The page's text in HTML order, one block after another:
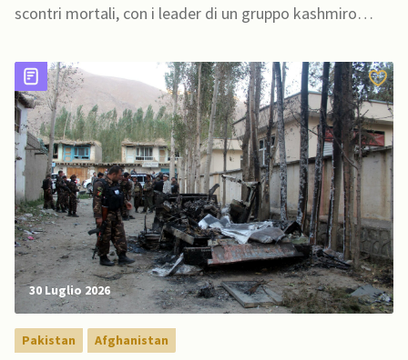
scontri mortali, con i leader di un gruppo kashmiro
durante alcuni scontri con le forze di sicurezza
30 Luglio 2026
Pakistan Afghanistan